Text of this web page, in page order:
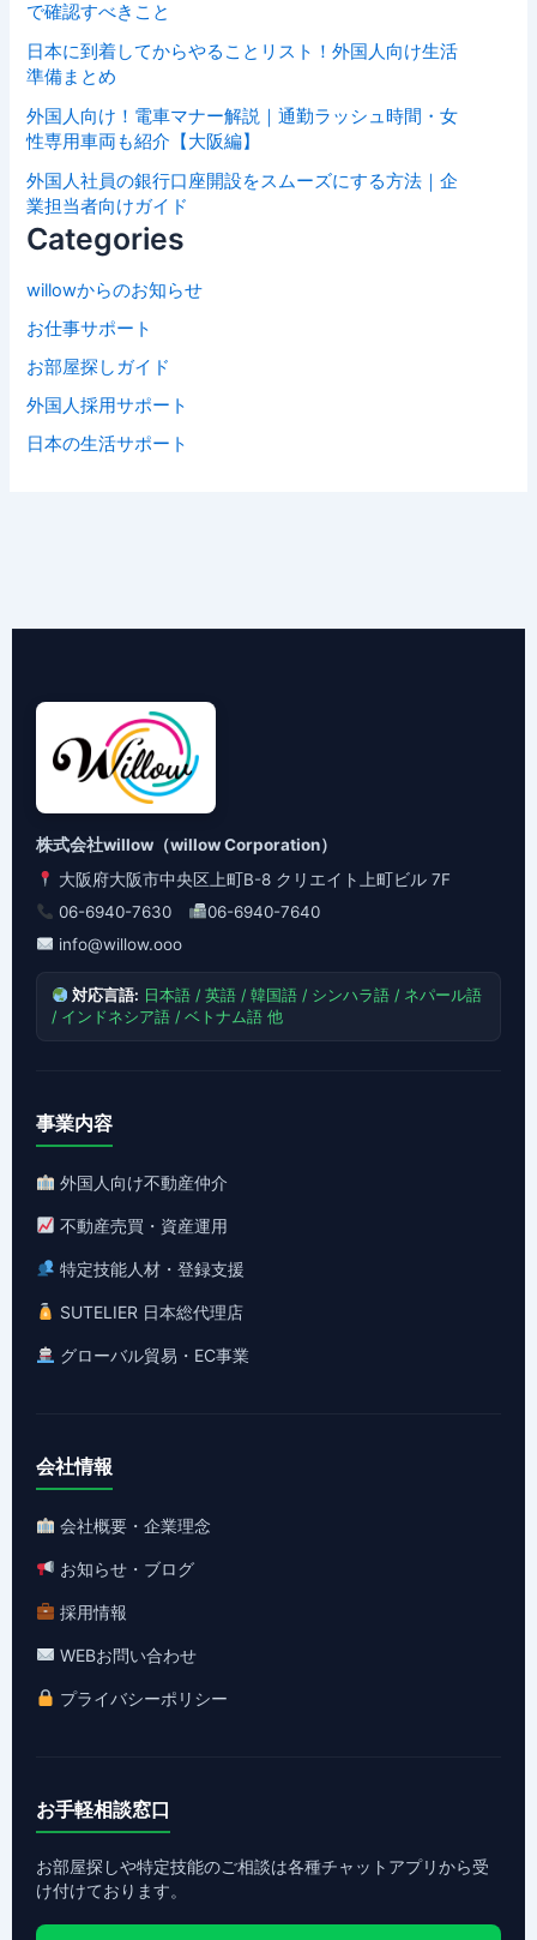
で確認すべきこと
日本に到着してからやることリスト！外国人向け生活
準備まとめ
外国人向け！電車マナー解説｜通勤ラッシュ時間・女
性専用車両も紹介【大阪編】
外国人社員の銀行口座開設をスムーズにする方法｜企
業担当者向けガイド
Categories
willowからのお知らせ
お仕事サポート
お部屋探しガイド
外国人採用サポート
日本の生活サポート
株式会社willow（willow Corporation）
大阪府大阪市中央区上町B-8 クリエイト上町ビル 7F
06-6940-7630
06-6940-7640
info@willow.ooo
対応言語: 日本語 / 英語 / 韓国語 / シンハラ語 / ネパール語
/ インドネシア語 / ベトナム語 他
事業内容
外国人向け不動産仲介
不動産売買・資産運用
特定技能人材・登録支援
SUTELIER 日本総代理店
グローバル貿易・EC事業
会社情報
会社概要・企業理念
お知らせ・ブログ
採用情報
WEBお問い合わせ
プライバシーポリシー
お手軽相談窓口
お部屋探しや特定技能のご相談は各種チャットアプリから受
け付けております。